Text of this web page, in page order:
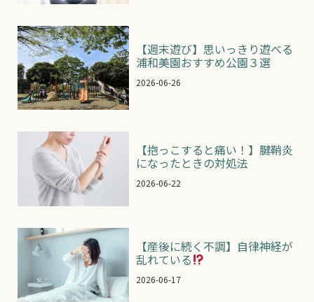
【週末遊び】思いっきり遊べる
浦和美園おすすめ公園３選
2026-06-26
【抱っこすると痛い！】腱鞘炎
になったときの対処法
2026-06-22
【産後に続く不調】自律神経が
乱れている
2026-06-17